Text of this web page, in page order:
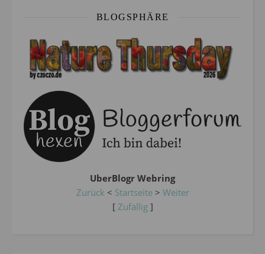
BLOGSPHÄRE
UberBlogr Webring
Zurück < Startseite> Weiter
[ Zufällig]